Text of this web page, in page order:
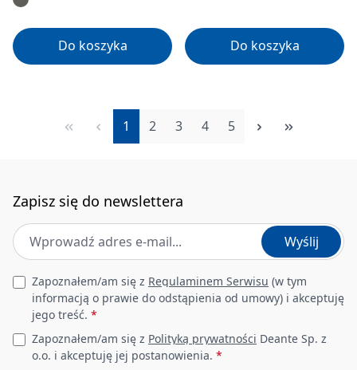
Do koszyka Do koszyka
Strona
1 Strona
2 Strona
3 Strona
4 Strona
5
Zapisz się do newslettera
Adres e-mail *
Wyślij
Leave this field empty
Zapoznałem/am się z Regulaminem Serwisu (w tym
informacją o prawie do odstąpienia od umowy) i akceptuję
jego treść. *
Zapoznałem/am się z Polityką prywatności Deante Sp. z
o.o. i akceptuję jej postanowienia. *